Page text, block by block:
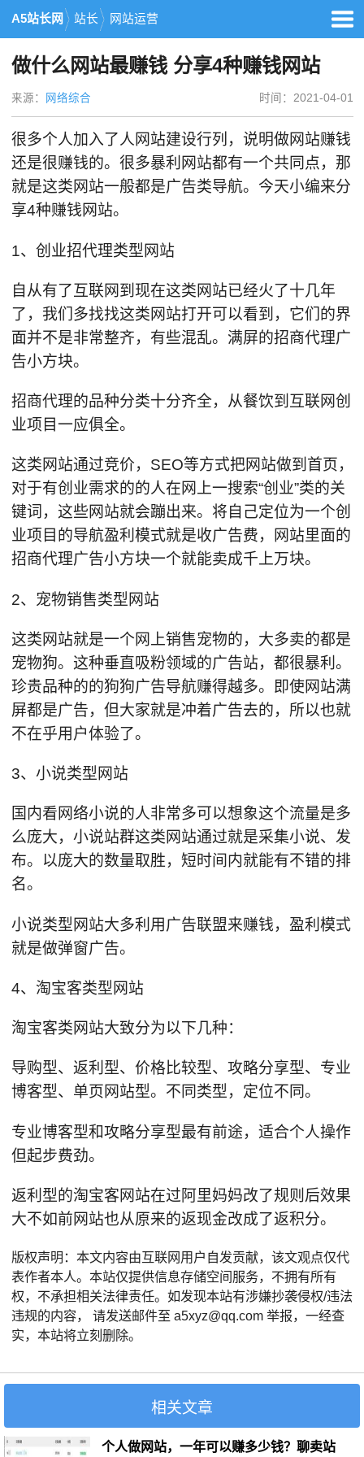
A5站长网 站长 网站运营
做什么网站最赚钱 分享4种赚钱网站
来源： 网络综合 时间：2021-04-01
很多个人加入了人网站建设行列，说明做网站赚钱
还是很赚钱的。很多暴利网站都有一个共同点，那
就是这类网站一般都是广告类导航。今天小编来分
享4种赚钱网站。
1、创业招代理类型网站
自从有了互联网到现在这类网站已经火了十几年
了，我们多找找这类网站打开可以看到，它们的界
面并不是非常整齐，有些混乱。满屏的招商代理广
告小方块。
招商代理的品种分类十分齐全，从餐饮到互联网创
业项目一应俱全。
这类网站通过竞价，SEO等方式把网站做到首页，
对于有创业需求的的人在网上一搜索“创业”类的关
键词，这些网站就会蹦出来。将自己定位为一个创
业项目的导航盈利模式就是收广告费，网站里面的
招商代理广告小方块一个就能卖成千上万块。
2、宠物销售类型网站
这类网站就是一个网上销售宠物的，大多卖的都是
宠物狗。这种垂直吸粉领域的广告站，都很暴利。
珍贵品种的的狗狗广告导航赚得越多。即使网站满
屏都是广告，但大家就是冲着广告去的，所以也就
不在乎用户体验了。
3、小说类型网站
国内看网络小说的人非常多可以想象这个流量是多
么庞大，小说站群这类网站通过就是采集小说、发
布。以庞大的数量取胜，短时间内就能有不错的排
名。
小说类型网站大多利用广告联盟来赚钱，盈利模式
就是做弹窗广告。
4、淘宝客类型网站
淘宝客类网站大致分为以下几种：
导购型、返利型、价格比较型、攻略分享型、专业
博客型、单页网站型。不同类型，定位不同。
专业博客型和攻略分享型最有前途，适合个人操作
但起步费劲。
返利型的淘宝客网站在过阿里妈妈改了规则后效果
大不如前网站也从原来的返现金改成了返积分。
版权声明：本文内容由互联网用户自发贡献，该文观点仅代
表作者本人。本站仅提供信息存储空间服务，不拥有所有
权，不承担相关法律责任。如发现本站有涉嫌抄袭侵权/违法
违规的内容， 请发送邮件至 a5xyz@qq.com 举报，一经查
实，本站将立刻删除。
相关文章
个人做网站，一年可以赚多少钱？聊卖站